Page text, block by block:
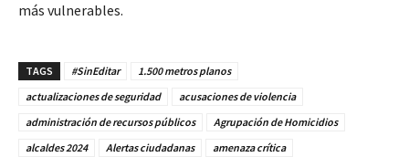
más vulnerables.
TAGS #SinEditar
1.500 metros planos
actualizaciones de seguridad
acusaciones de violencia
administración de recursos públicos
Agrupación de Homicidios
alcaldes 2024
Alertas ciudadanas
amenaza crítica